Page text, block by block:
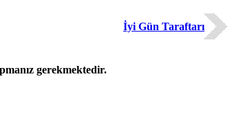
İyi Gün Taraftarı
gerekmektedir.